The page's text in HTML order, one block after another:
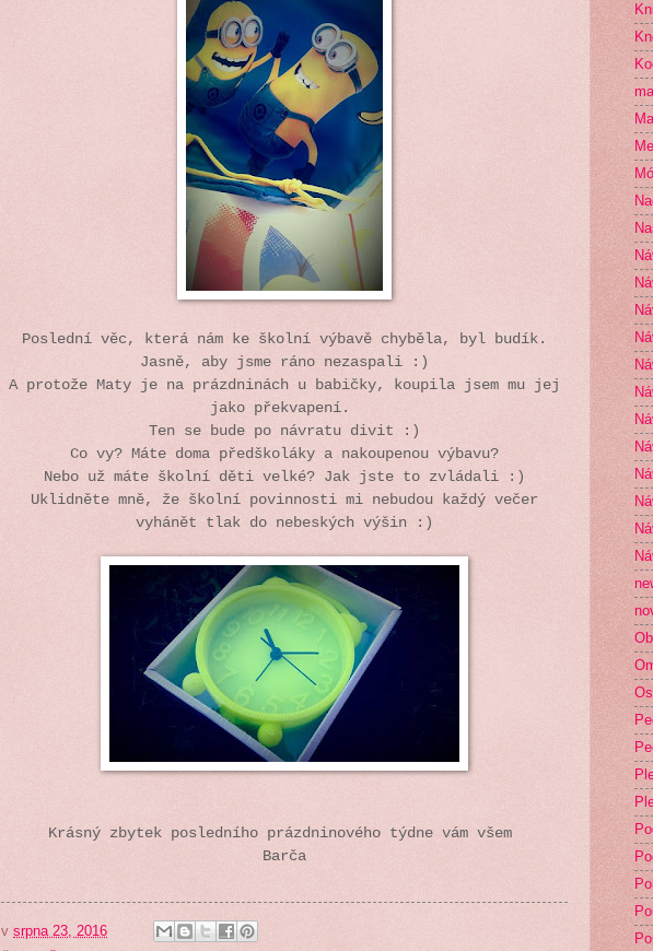
Poslední věc, která nám ke školní výbavě chyběla, byl budík.
Jasně, aby jsme ráno nezaspali :)
A protože Maty je na prázdninách u babičky, koupila jsem mu jej
jako překvapení.
Ten se bude po návratu divit :)
Co vy? Máte doma předškoláky a nakoupenou výbavu?
Nebo už máte školní děti velké? Jak jste to zvládali :)
Uklidněte mně, že školní povinnosti mi nebudou každý večer
vyhánět tlak do nebeských výšin :)
Krásný zbytek posledního prázdninového týdne vám všem
Barča
v srpna 23, 2016